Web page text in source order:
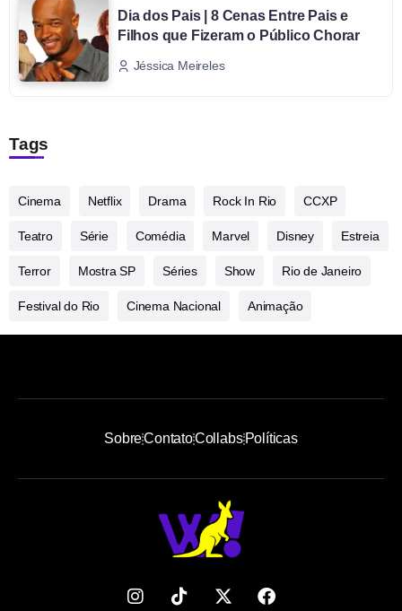
Dia dos Pais | 8 Cenas Entre Pais e
Filhos que Fizeram o Público Chorar
Jéssica Meireles
Tags
Cinema Netflix Drama Rock In Rio CCXP
Teatro Série Comédia Marvel Disney Estreia
Terror Mostra SP Séries Show Rio de Janeiro
Festival do Rio Cinema Nacional Animação
SobreContatoCollabsPolíticas